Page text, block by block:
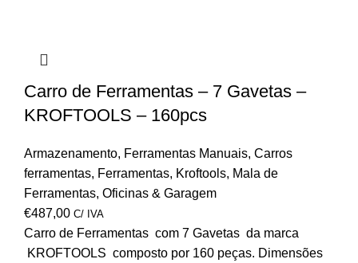
Carro de Ferramentas – 7 Gavetas –
KROFTOOLS – 160pcs
Armazenamento, Ferramentas Manuais, Carros
ferramentas, Ferramentas, Kroftools, Mala de
Ferramentas, Oficinas & Garagem
€487,00 C/ IVA
Carro de Ferramentas com 7 Gavetas da marca
KROFTOOLS composto por 160 peças. Dimensões